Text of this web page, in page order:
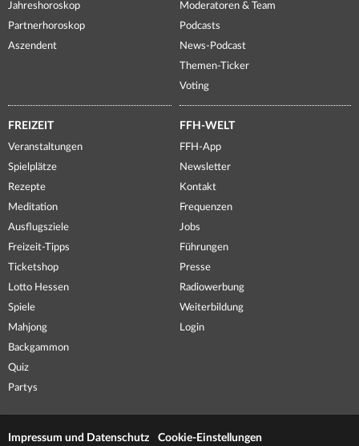
Jahreshoroskop
Partnerhoroskop
Aszendent
Moderatoren & Team
Podcasts
News-Podcast
Themen-Ticker
Voting
FREIZEIT
Veranstaltungen
Spielplätze
Rezepte
Meditation
Ausflugsziele
Freizeit-Tipps
Ticketshop
Lotto Hessen
Spiele
Mahjong
Backgammon
Quiz
Partys
FFH-WELT
FFH-App
Newsletter
Kontakt
Frequenzen
Jobs
Führungen
Presse
Radiowerbung
Weiterbildung
Login
Impressum und Datenschutz Cookie-Einstellungen